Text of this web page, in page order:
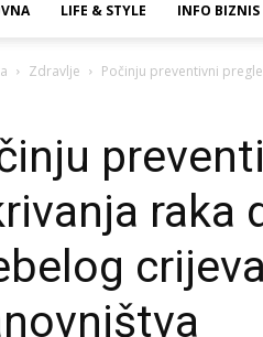
LIFE & STYLE INFO BIZNIS
Zdravlje Počinju preventivni
raka